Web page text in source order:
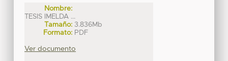
Nombre:
TESIS IMELDA ...
Tamaño: 3.836Mb
Formato: PDF
Ver documento